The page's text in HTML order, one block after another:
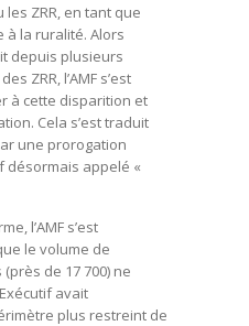
les ZRR, en tant que
la ruralité. Alors
depuis plusieurs
ZRR, l’AMF s’est
à cette disparition et
Cela s’est traduit
une prorogation
désormais appelé «
l’AMF s’est
le volume de
de 17 700) ne
avait
plus restreint de